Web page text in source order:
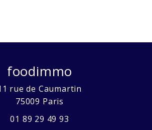
foodimmo
rue de Caumartin
75009 Paris
01 89 29 49 93